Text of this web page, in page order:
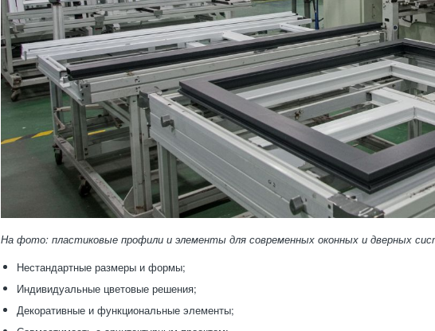
На фото: пластиковые профили и элементы для современных оконных и дверных
Нестандартные размеры и формы;
Индивидуальные цветовые решения;
Декоративные и функциональные элементы;